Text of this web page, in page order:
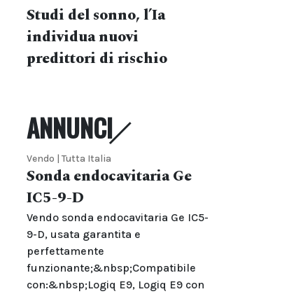
Studi del sonno, l’Ia
individua nuovi
predittori di rischio
ANNUNCI
Vendo | Tutta Italia
Sonda endocavitaria Ge
IC5-9-D
Vendo sonda endocavitaria Ge IC5-
9-D, usata garantita e
perfettamente
funzionante;&nbsp;Compatibile
con:&nbsp;Logiq E9, Logiq E9 con